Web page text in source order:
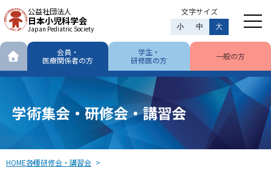
公益社団法人
日本小児科学会
Japan Pediatric Society
文字サイズ
小 中 大
会員・
医療関係者の方
学生・
研修医の方
一般の方
学術集会・研修会・講習会
HOME各種研修会・講習会